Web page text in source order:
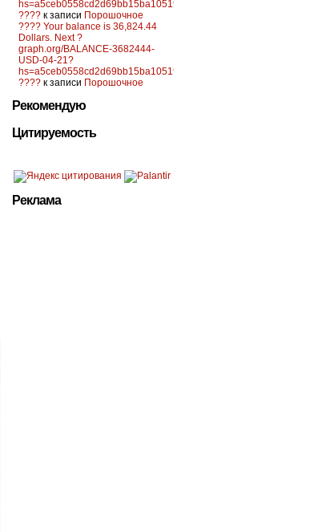
hs=a5ceb0558cd2d69bb15ba10519f0d6c2&
???? к записи Порошочное
???? Your balance is 36,824.44
Dollars. Next ?
graph.org/BALANCE-3682444-
USD-04-21?
hs=a5ceb0558cd2d69bb15ba10519f0d6c2&
???? к записи Порошочное
Рекомендую
Цитируемость
Реклама